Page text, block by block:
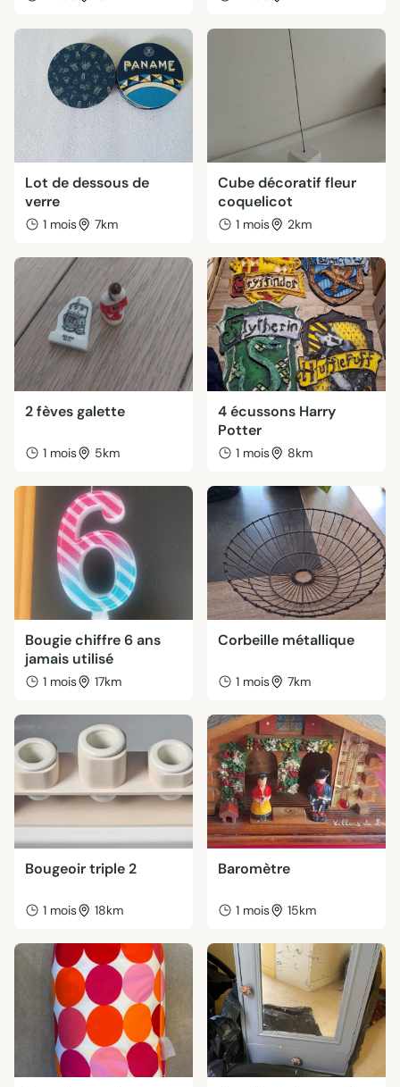
Lot de dessous de
verre
1 mois 7km
Cube décoratif fleur
coquelicot
1 mois 2km
2 fèves galette
1 mois 5km
4 écussons Harry
Potter
1 mois 8km
Bougie chiffre 6 ans
jamais utilisé
1 mois 17km
Corbeille métallique
1 mois 7km
Bougeoir triple 2
1 mois 18km
Baromètre
1 mois 15km